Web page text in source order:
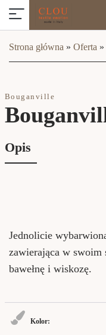
Strona główna » Oferta »
Bouganville
Opis
Jednolicie
zawierająca w swoim
bawełnę i wiskozę.
Kolor: